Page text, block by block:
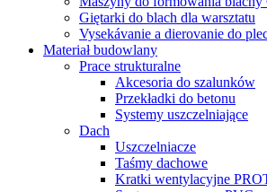
Giętarki do blach dla warsztatu
Vysekávanie a dierovanie do
Materiał budowlany
Prace strukturalne
Akcesoria do szalunków
Przekładki do betonu
Systemy uszczelniające
Dach
Uszczelniacze
Taśmy dachowe
Kratki wentylacyjne